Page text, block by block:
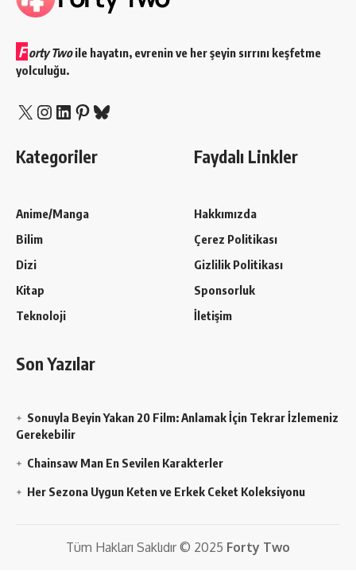
F orty Twoile hayatın, evrenin ve her şeyin sırrını keşfetme
yolculuğu.
X Instagram
LinkedIn
Pinterest
Bluesky
Kategoriler
Anime/Manga
Bilim
Dizi
Kitap
Teknoloji
Faydalı Linkler
Hakkımızda
Çerez Politikası
Gizlilik Politikası
Sponsorluk
İletişim
Son Yazılar
Sonuyla Beyin Yakan 20 Film: Anlamak İçin Tekrar İzlemeniz
Gerekebilir
Chainsaw Man En Sevilen Karakterler
Her Sezona Uygun Keten ve Erkek Ceket Koleksiyonu
Tüm Hakları Saklıdır © 2025 Forty Two